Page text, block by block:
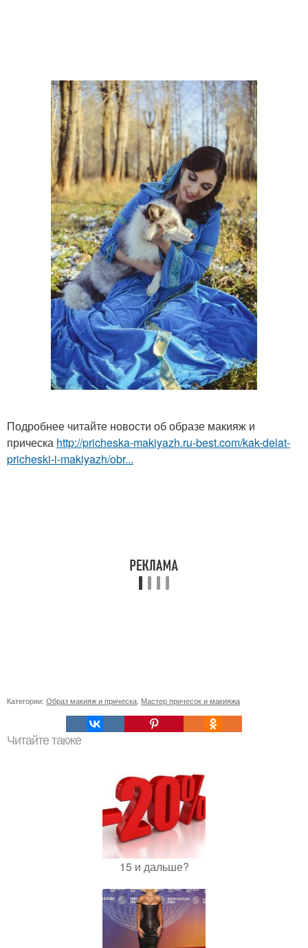
Подробнее читайте новости об образе макияж и
прическа http://pricheska-makiyazh.ru-best.com/kak-delat-
pricheski-i-makiyazh/obr...
Категории: Образ макияж и прическа Мастер причесок и макияжа
Читайте также
15 и дальше?